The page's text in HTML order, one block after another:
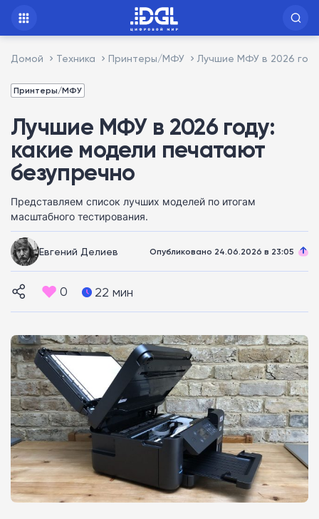
Домой Техника Принтеры/МФУ Лучшие МФУ в 2026
Принтеры/МФУ
Лучшие МФУ в 2026 году:
какие модели печатают
безупречно
Представляем список лучших моделей по итогам
масштабного тестирования.
Евгений Делиев Опубликовано 24.06.2026 в 23:05
0 22 мин